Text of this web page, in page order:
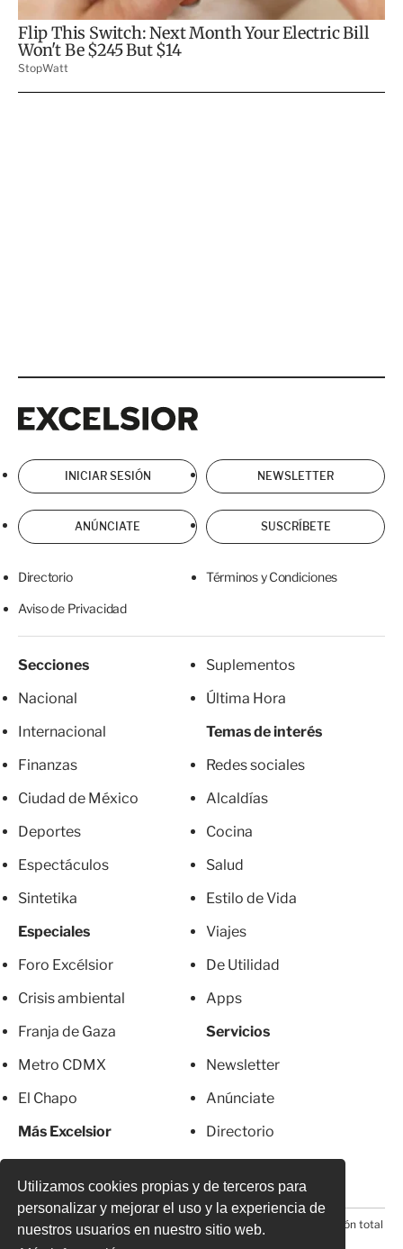
Utilizamos cookies propias y de terceros para
personalizar y mejorar el uso y la experiencia de
nuestros usuarios en nuestro sitio web.
INICIAR SESIÓN NEWSLETTER
ANÚNCIATE SUSCRÍBETE
Directorio Términos y Condiciones
Aviso de Privacidad
Secciones
Nacional
Internacional
Finanzas
Ciudad de México
Deportes
Espectáculos
Sintetika
Especiales
Foro Excélsior
Crisis ambiental
Franja de Gaza
Metro CDMX
El Chapo
Más Excelsior
Suplementos
Última Hora
Temas de interés
Redes sociales
Alcaldías
Cocina
Salud
Estilo de Vida
Viajes
De Utilidad
Apps
Servicios
Newsletter
Anúnciate
Directorio
© 2026 Todos los derechos reservados. Prohibida la reproducción total
o parcial, incluyendo cualquier medio electrónico*